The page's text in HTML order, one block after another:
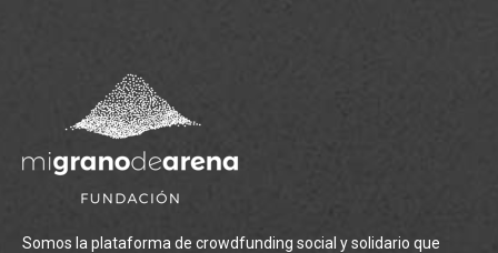
Somos la plataforma de crowdfunding social y solidario que